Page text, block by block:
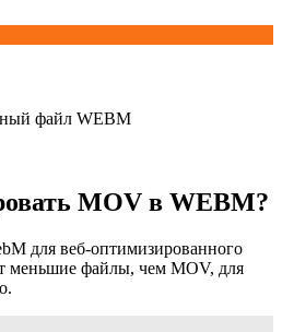
файл WEBM
MOV в WEBM?
для веб-оптимизированного
меньшие файлы, чем MOV, для